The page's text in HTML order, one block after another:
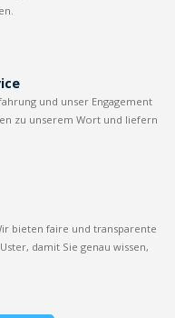
und unser Engagement
zu unserem Wort und liefern
bieten faire und transparente
damit Sie genau wissen,